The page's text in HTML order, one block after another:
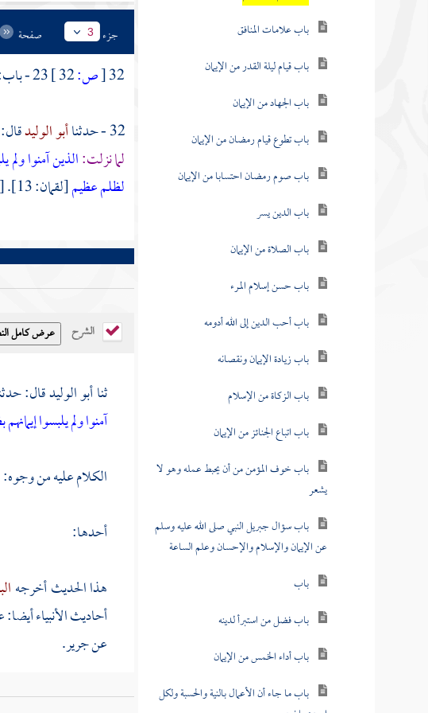
باب علامات المنافق
باب قيام ليلة القدر من الإيمان
باب الجهاد من الإيمان
باب تطوع قيام رمضان من الإيمان
باب صوم رمضان احتسابا من الإيمان
باب الدين يسر
باب الصلاة من الإيمان
باب حسن إسلام المرء
باب أحب الدين إلى الله أدومه
باب زيادة الإيمان ونقصانه
باب الزكاة من الإسلام
باب اتباع الجنائز من الإيمان
باب خوف المؤمن من أن يحبط عمله وهو لا
يشعر
باب سؤال جبريل النبي صلى الله عليه وسلم
عن الإيمان والإسلام والإحسان وعلم الساعة
باب
باب فضل من استبرأ لدينه
باب أداء الخمس من الإيمان
باب ما جاء أن الأعمال بالنية والحسبة ولكل
جزء 3 صفحة
32
[ص:
23 - باب: ظلم دون ظلم
32 - حدثنا
أبو الوليد
لما نزلت:الذين آمنوا ولم
لظلم عظيم[لقمان: 13]. [3360، 3428، 3429، 4629، 4776، 6918، 6937 - مسلم: 124 - فتح: 1 \ 87]
الشرح
ثناأبو الوليدقال:
آمنوا ولم يلبسوا
الكلام عليه من وجوه:
أحدها:
هذا الحديث أخرجه
أحاديث الأنبياء
عنجرير.
[ص:33 ] ورواه